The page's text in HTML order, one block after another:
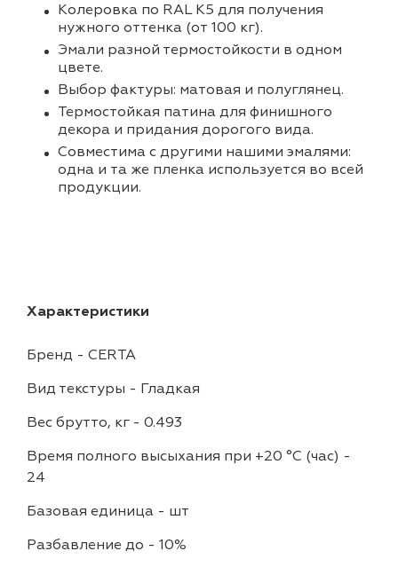
Колеровка по RAL K5 для получения
нужного оттенка (от 100 кг).
Эмали разной термостойкости в одном
цвете.
Выбор фактуры: матовая и полуглянец.
Термостойкая патина для финишного
декора и придания дорогого вида.
Совместима с другими нашими эмалями:
одна и та же пленка используется во всей
продукции.
Характеристики
Бренд - CERTA
Вид текстуры - Гладкая
Вес брутто, кг - 0.493
Время полного высыхания при +20 °С (час) -
24
Базовая единица - шт
Разбавление до - 10%